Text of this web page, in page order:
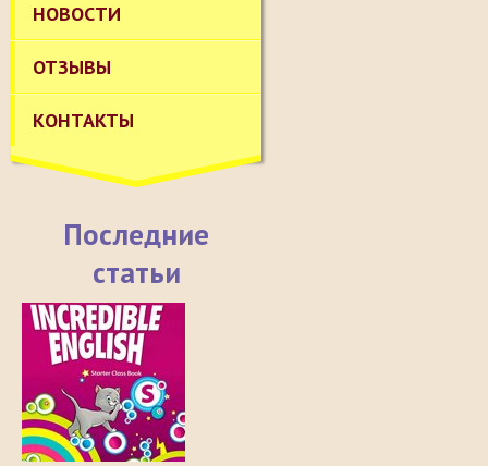
НОВОСТИ
ОТЗЫВЫ
КОНТАКТЫ
Последние
статьи